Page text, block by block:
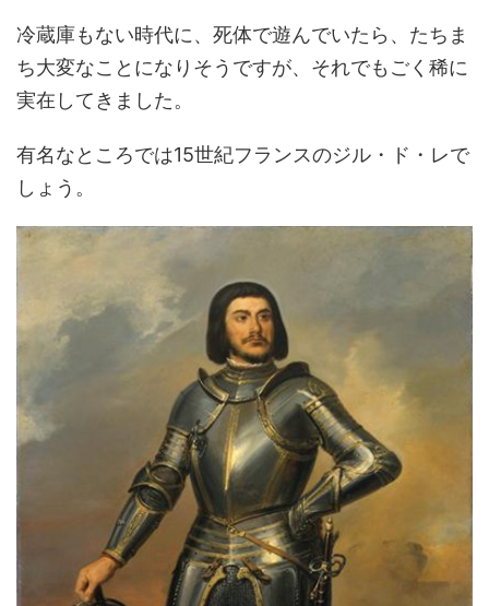
冷蔵庫もない時代に、死体で遊んでいたら、たちま
ち大変なことになりそうですが、それでもごく稀に
実在してきました。
有名なところでは15世紀フランスのジル・ド・レで
しょう。